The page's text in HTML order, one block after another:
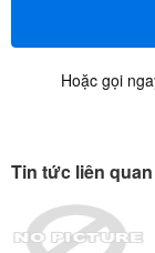
Hoặc gọi
Tin tức liên quan